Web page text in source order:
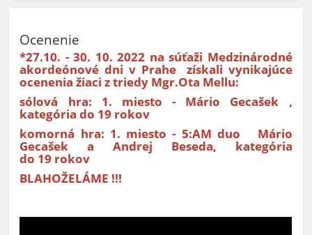
Ocenenie
*27.10. - 30. 10. 2022 na súťaži Medzinárodné
akordeónové dni v Prahe získali vynikajúce
ocenenia žiaci z triedy Mgr.Ota Mellu:
sólová hra: 1. miesto - Mário Gecašek ,
kategória do 19 rokov
komorná hra: 1. miesto - 5:AM duo Mário
Gecašek a Andrej Beseda, kategória
do 19 rokov
BLAHOŽELÁME !!!